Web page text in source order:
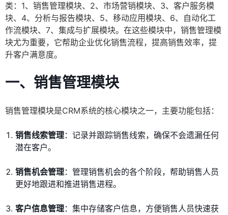
类：1、销售管理模块、2、市场营销模块、3、客户服务模
块、4、分析与报告模块、5、移动应用模块、6、自动化工
作流模块、7、集成与扩展模块。在这些模块中，销售管理模
块尤为重要，它帮助企业优化销售流程，提高销售效率，提
升客户满意度。
一、销售管理模块
销售管理模块是CRM系统的核心模块之一，主要功能包括：
销售线索管理：记录并跟踪销售线索，确保不会遗漏任何
潜在客户。
销售机会管理：管理销售机会的各个阶段，帮助销售人员
更好地跟进和推进销售进程。
客户信息管理：集中存储客户信息，方便销售人员快速获